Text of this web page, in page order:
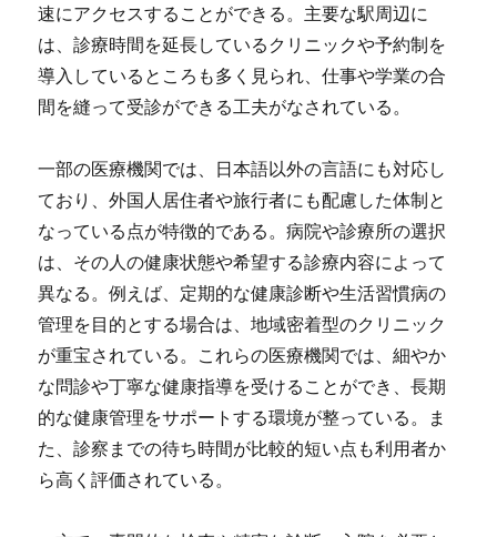
速にアクセスすることができる。主要な駅周辺に
は、診療時間を延長しているクリニックや予約制を
導入しているところも多く見られ、仕事や学業の合
間を縫って受診ができる工夫がなされている。
一部の医療機関では、日本語以外の言語にも対応し
ており、外国人居住者や旅行者にも配慮した体制と
なっている点が特徴的である。病院や診療所の選択
は、その人の健康状態や希望する診療内容によって
異なる。例えば、定期的な健康診断や生活習慣病の
管理を目的とする場合は、地域密着型のクリニック
が重宝されている。これらの医療機関では、細やか
な問診や丁寧な健康指導を受けることができ、長期
的な健康管理をサポートする環境が整っている。ま
た、診察までの待ち時間が比較的短い点も利用者か
ら高く評価されている。